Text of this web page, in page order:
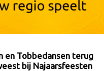
en Tobbedansen terug
bij Najaarsfeesten